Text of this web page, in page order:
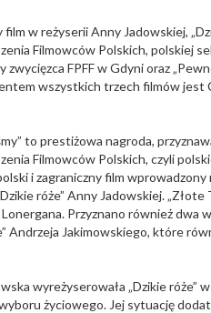
film w reżyserii Anny Jadowskiej,
Filmowców Polskich, polskiej
zwycięzca FPFF w Gdyni oraz
wszystkich trzech filmów jest
to prestiżowa nagroda,
Filmowców Polskich, czyli
i zagraniczny film
róże” Anny Jadowskiej.
Przyznano również dwa
Andrzeja Jakimowskiego, które
wyreżyserowała „Dzikie
życiowego. Jej sytuację